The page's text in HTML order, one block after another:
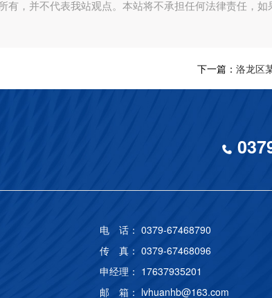
，并不代表我站观点。本站将不承担任何法律责任，如
下一篇：洛龙区
电 话： 0379-67468790
传 真： 0379-67468096
申经理： 17637935201
邮 箱： lvhuanhb@163.com